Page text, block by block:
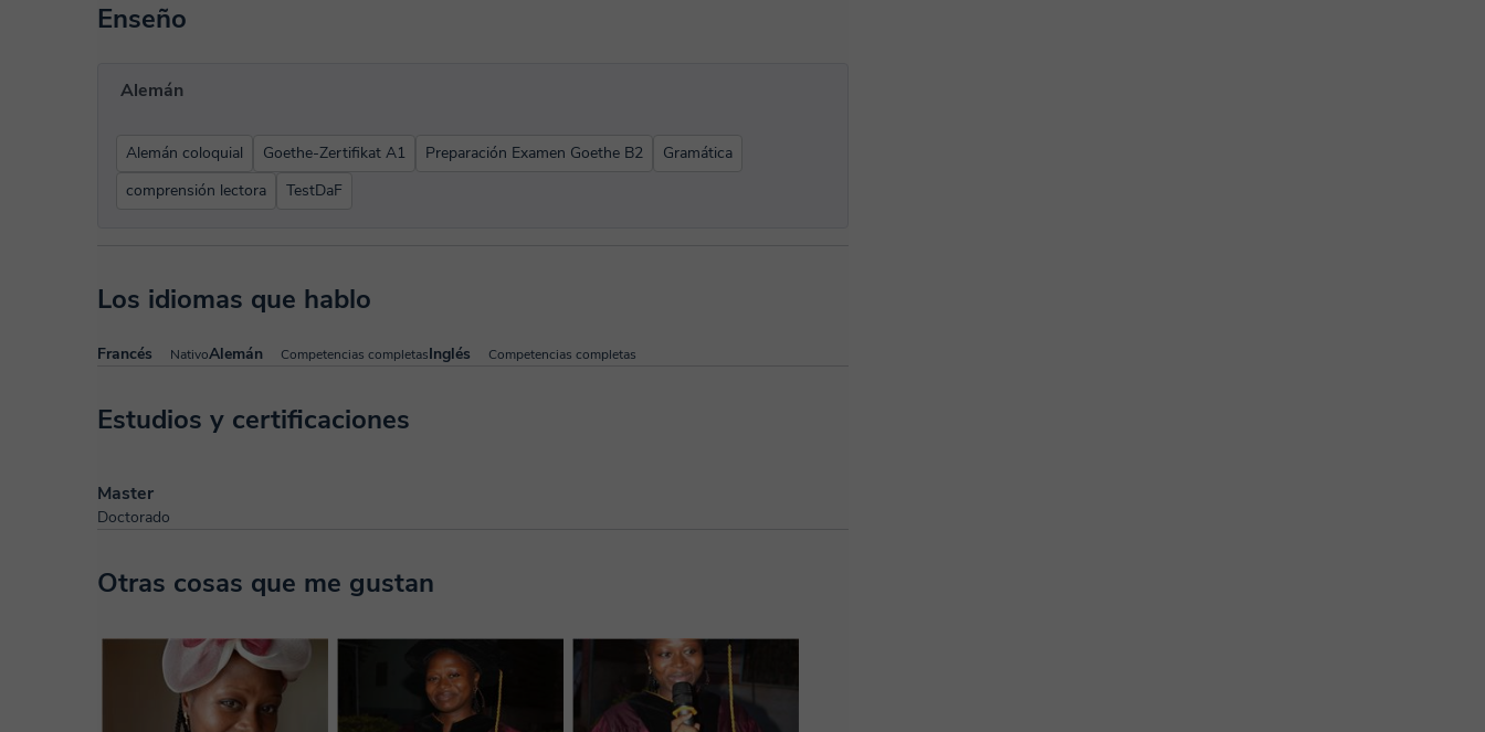
Enseño
Alemán
Alemán coloquial Goethe-Zertifikat A1 Preparación Examen Goethe B2
Gramática
comprensión lectora
TestDaF
Los idiomas que hablo
Francés NativoAlemán Competencias completasInglés Competencias completas
Estudios y certificaciones
Master
Doctorado
Otras cosas que me gustan